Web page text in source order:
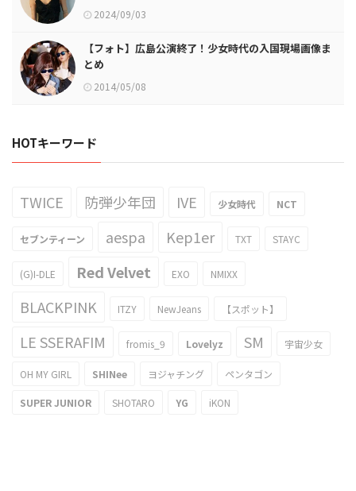
2024/09/03
【フォト】広島公演終了！少女時代の入国現場画像ま
とめ
2014/05/08
HOTキーワード
TWICE 防弾少年団 IVE 少女時代 NCT
セブンティーン aespa Kep1er TXT STAYC
(G)I-DLE Red Velvet EXO NMIXX
BLACKPINK ITZY NewJeans 【スポット】
LE SSERAFIM fromis_9 Lovelyz SM 宇宙少女
OH MY GIRL SHINee ヨジャチング ペンタゴン
SUPER JUNIOR SHOTARO YG iKON